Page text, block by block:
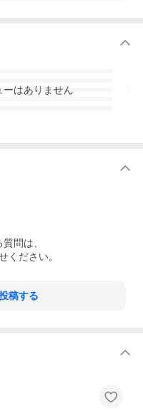
事術。２０業種以上を立ち
論。
ーはありません
問は、
ください。
稿する